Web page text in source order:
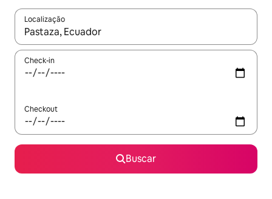
Localização
Quando os resultados estiverem disponíveis, explore-os
Check-in
Checkout
Buscar